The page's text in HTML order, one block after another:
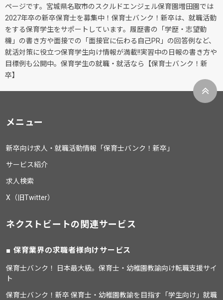
ページです。宮城県名取市のスクルドエンジェル保育園増田園では
2027年卒の新卒保育士を募集中！保育士バンク！新卒は、就職活動
をする保育学生をサポートしています。履歴書の「学歴・志望動
機」の書き方や面接での「面接官に伝わる自己PR」の回答例など、
就活対策に役立つ保育学生向け情報が満載!!実習中の日報の書き方や
目標例も公開中。保育学生の就職・就活なら【保育士バンク！新
卒】
メニュー
新卒向け求人・就職活動情報「保育士バンク！新卒」
サービス紹介
求人検索
X（旧Twitter）
ネクストビートの関連サービス
保育業界の求職者様向けサービス
保育士バンク！ 日本最大級。保育士・幼稚園教諭向け転職支援サイ
ト
保育士バンク！新卒 保育士・幼稚園教諭を目指す「学生向け」就職